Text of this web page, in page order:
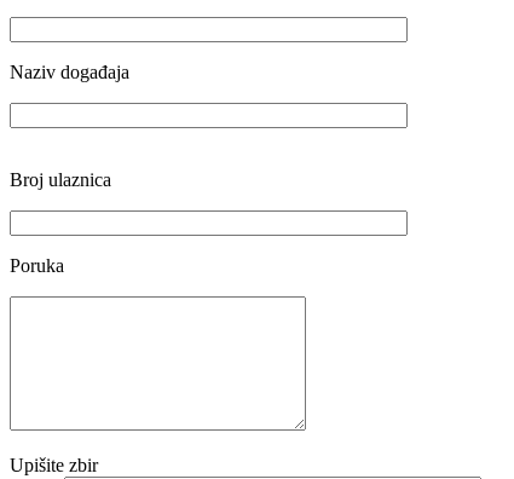
Naziv događaja
Broj ulaznica
Poruka
Upišite zbir